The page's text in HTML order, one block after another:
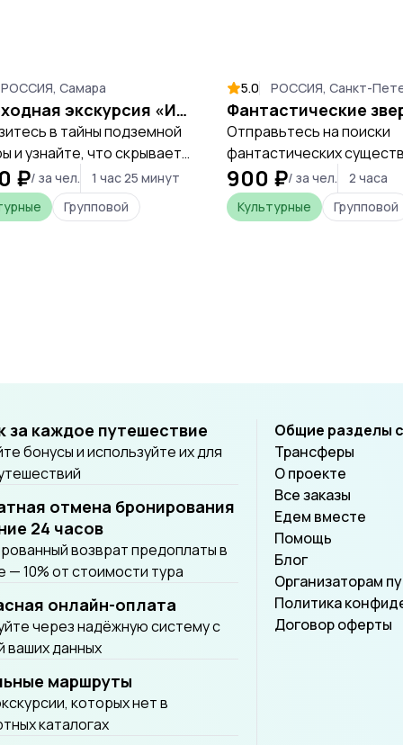
РОССИЯ, Самара
Пешеходная экскурсия «Интересная Самара» с посещением бункера Сталина с оплатой на месте
в тайны подземной
и узнайте, что скрывает
рассекреченный бункер
₽/ за чел.
1 час 25 минут
Групповой
5.0 РОССИЯ, Санкт-
Отправьтесь на поиски
фантастических
застывших на фасадах
доходных домов, чтобы
расшифровать тайные
900 ₽/ за чел.
2 часа
Культурные
Групповой
за каждое путешествие
бонусы и используйте их для
отмена бронирования
24 часов
возврат предоплаты в
— 10% от стоимости тура
онлайн-оплата
через надёжную систему с
ваших данных
маршруты
которых нет в
каталогах
Общие разделы
Трансферы
О проекте
Все заказы
Едем вместе
Помощь
Блог
Организаторам
Политика
Договор оферты